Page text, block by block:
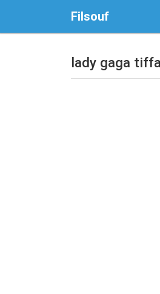
Filsouf
lady gaga